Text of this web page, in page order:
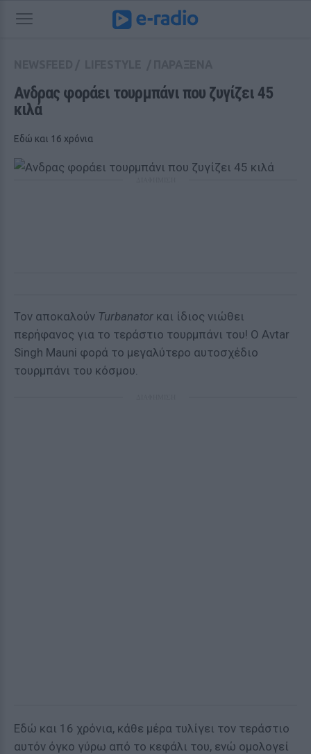
Ανδρας φοράει τουρμπάνι που ζυγίζει 45
κιλά
Εδώ και 16 χρόνια
Τον αποκαλούν Turbanator και ίδιος νιώθει
περήφανος για το τεράστιο τουρμπάνι του! Ο Avtar
Singh Mauni φορά το μεγαλύτερο αυτοσχέδιο
τουρμπάνι του κόσμου.
Εδώ και 16 χρόνια, κάθε μέρα τυλίγει τον τεράστιο
αυτόν όγκο γύρω από το κεφάλι του, ενώ ομολογεί